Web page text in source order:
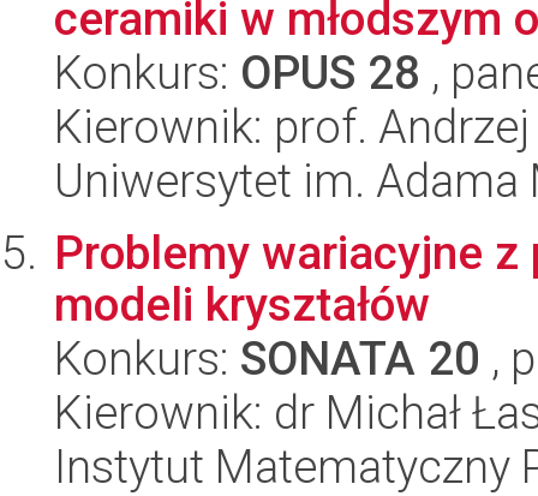
ceramiki w młodszym
Konkurs: OPUS 28 ,
Kierownik: prof.
Uniwersytet im.
Problemy wariacyjne
modeli kryształów
Konkurs: SONATA 20 ,
Kierownik: dr Michał
Instytut Matematyczny